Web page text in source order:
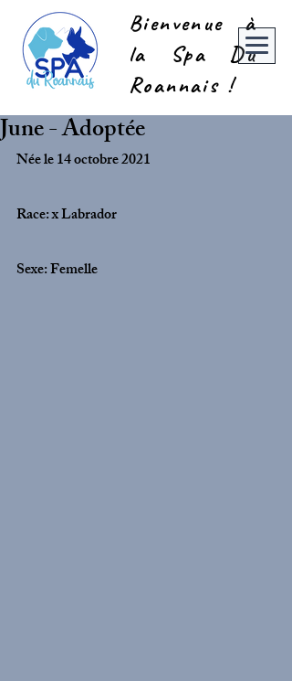
Bienvenue à
la Spa Du
Roannais !
June - Adoptée
Née le 14 octobre 2021
Race: x Labrador
Sexe: Femelle